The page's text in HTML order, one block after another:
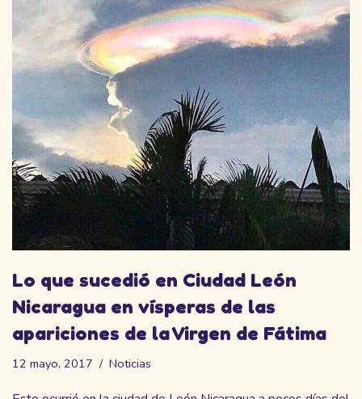
Lo que sucedió en Ciudad León
Nicaragua en vísperas de las
apariciones de la Virgen de Fátima
12 mayo, 2017 Noticias